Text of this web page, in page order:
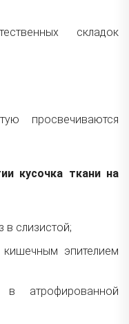
складок
просвечиваются
кусочка ткани на
в слизистой;
эпителием
в атрофированной